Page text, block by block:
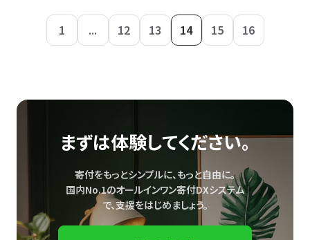
1 ... 12 13 14 15 16
まずは体験してください。
寄付をもっとシンプルに、もっと自由に。
国内No.1のオールインワン寄付DXシステム
で、支援をはじめましょう。